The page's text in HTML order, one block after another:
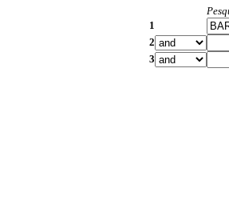
1
2
3